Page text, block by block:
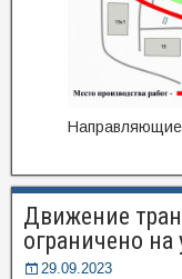
Направляющие
Движение
ограничено
29.09.2023